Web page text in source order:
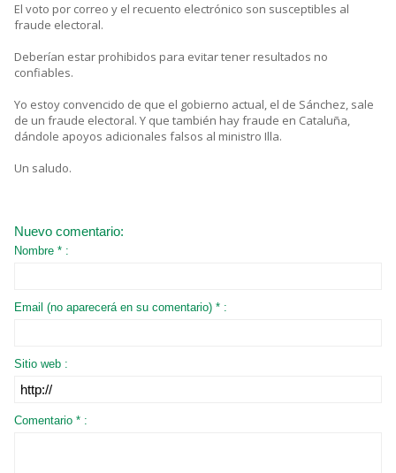
El voto por correo y el recuento electrónico son susceptibles al
fraude electoral.
Deberían estar prohibidos para evitar tener resultados no
confiables.
Yo estoy convencido de que el gobierno actual, el de Sánchez, sale
de un fraude electoral. Y que también hay fraude en Cataluña,
dándole apoyos adicionales falsos al ministro Illa.
Un saludo.
Nuevo comentario:
Nombre * :
Email (no aparecerá en su comentario) * :
Sitio web :
Comentario * :